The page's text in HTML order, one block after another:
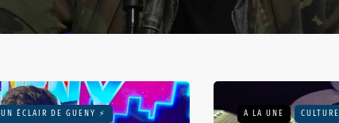
UN ÉCLAIR DE GUENY ⚡️ A LA UNE CULTURE